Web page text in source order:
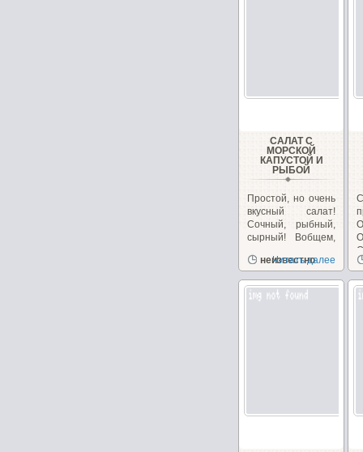
САЛАТ С
МОРСКОЙ
КАПУСТОЙ И
РЫБОЙ
Простой, но очень
вкусный салат!
Сочный, рыбный,
сырный! Вобщем,
удовольствие!...
неизвестно
Читать далее